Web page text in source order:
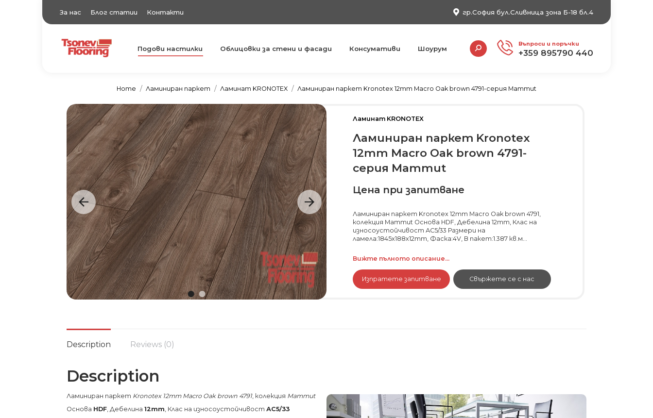
За нас Блог статии Контакти гр.София бул.Сливница зона Б-18 бл.4
TsonevFlooring
Подови настилки Подови настилки Облицовки за стени и фасади Консумативи Шоурум
Search: Въпроси и поръчки
+359 895790 440
You are here:
Home Ламиниран паркет Ламинат KRONOTEX Ламиниран паркет Kronotex 12mm Macro Oak brown 4791-серия Mammut
Ламинат KRONOTEX
Ламиниран паркет Kronotex
12mm Macro Oak brown 4791-
серия Mammut
Цена при запитване
Ламиниран паркет Kronotex 12mm Macro Oak brown 4791,
колекция Mammut Основа HDF, Дебелина 12mm, Клас на
износоустойчивост АС5/33 Размери на
ламела:1845х188х12mm, Фаска:4V, В пакет:1.387 кв.м...
Вижте пълното описание...
Изпратете запитване Свържете се с нас
Description Reviews (0)
Description
Ламиниран паркет Kronotex 12mm Macro Oak brown 4791, колекция Mammut
Основа HDF, Дебелина12mm, Клас на износоустойчивостАС5/33